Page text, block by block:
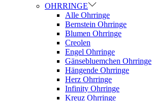
OHRRINGE
Alle Ohrringe
Bernstein Ohrringe
Blumen Ohrringe
Creolen
Engel Ohrringe
Gänsebluemchen Ohrringe
Hängende Ohrringe
Herz Ohrringe
Infinity Ohrringe
Kreuz Ohrringe